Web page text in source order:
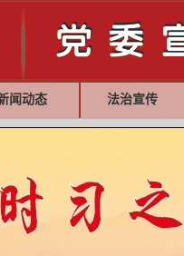
闻动态 法治宣传